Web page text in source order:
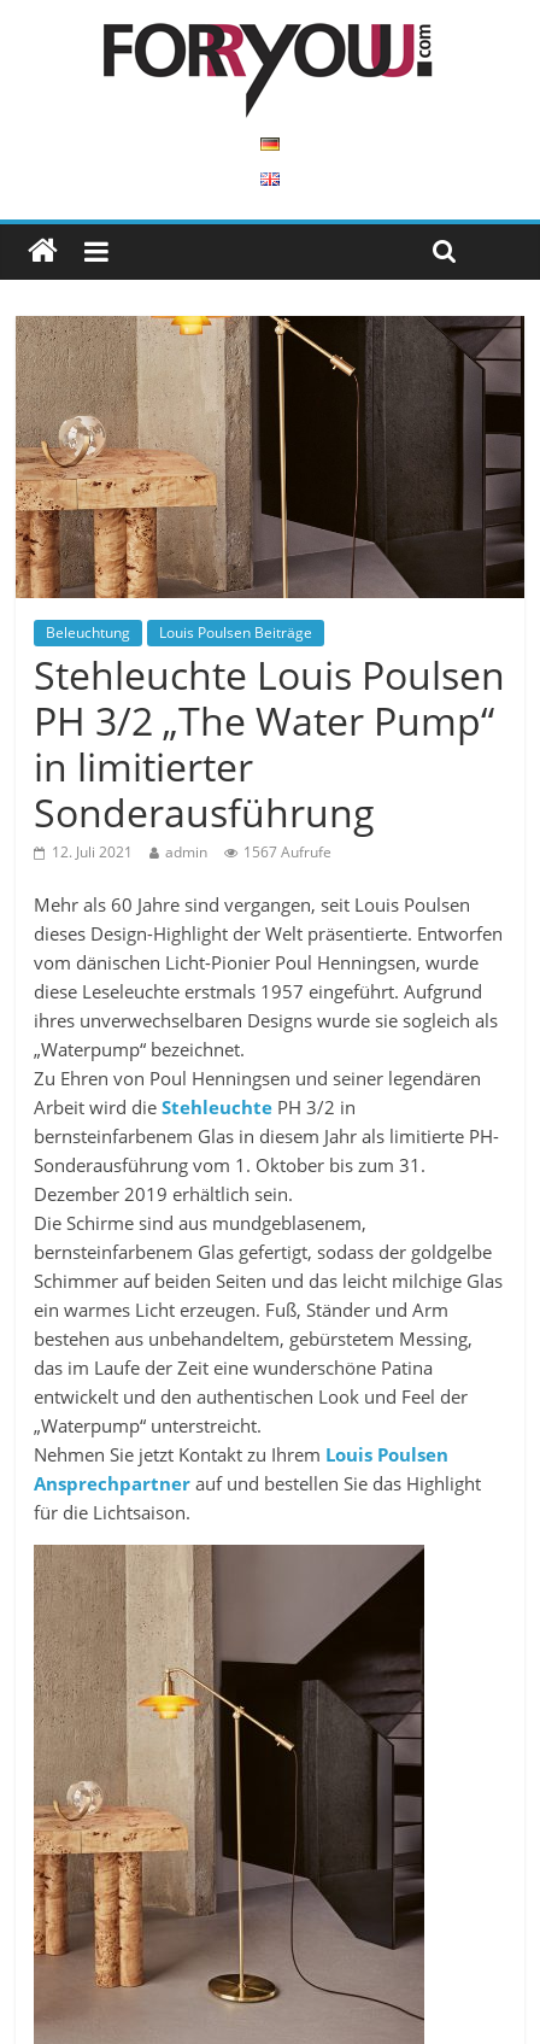
Beleuchtung Louis Poulsen Beiträge
Stehleuchte Louis Poulsen
PH 3/2 „The Water Pump“
in limitierter
Sonderausführung
12. Juli 2021 admin 1567 Aufrufe
Mehr als 60 Jahre sind vergangen, seit Louis Poulsen
dieses Design-Highlight der Welt präsentierte. Entworfen
vom dänischen Licht-Pionier Poul Henningsen, wurde
diese Leseleuchte erstmals 1957 eingeführt. Aufgrund
ihres unverwechselbaren Designs wurde sie sogleich als
„Waterpump“ bezeichnet.
Zu Ehren von Poul Henningsen und seiner legendären
Arbeit wird dieStehleuchte PH 3/2 in
bernsteinfarbenem Glas in diesem Jahr als limitierte PH-
Sonderausführung vom 1. Oktober bis zum 31.
Dezember 2019 erhältlich sein.
Die Schirme sind aus mundgeblasenem,
bernsteinfarbenem Glas gefertigt, sodass der goldgelbe
Schimmer auf beiden Seiten und das leicht milchige Glas
ein warmes Licht erzeugen. Fuß, Ständer und Arm
bestehen aus unbehandeltem, gebürstetem Messing,
das im Laufe der Zeit eine wunderschöne Patina
entwickelt und den authentischen Look und Feel der
„Waterpump“ unterstreicht.
Nehmen Sie jetzt Kontakt zu Ihrem Louis Poulsen
Ansprechpartner auf und bestellen Sie das Highlight
für die Lichtsaison.